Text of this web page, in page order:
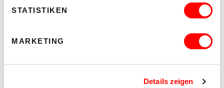
STATISTIKEN
MARKETING
Details zeigen
MORE
Fr 23.10.2026, 8.00 pm Hrs